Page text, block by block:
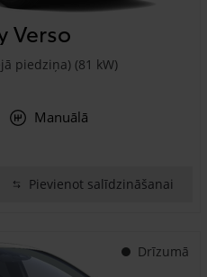
Verso
piedziņa) (81 kW)
Manuālā
Pievienot salīdzināšanai
Drīzumā